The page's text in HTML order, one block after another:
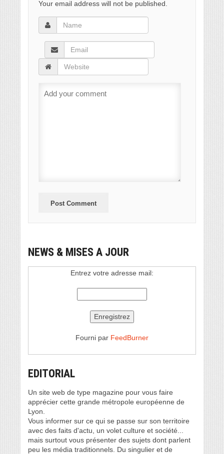
Your email address will not be published.
NEWS & MISES A JOUR
Entrez votre adresse mail:
Fourni par FeedBurner
EDITORIAL
Un site web de type magazine pour vous faire
apprécier cette grande métropole européenne de
Lyon.
Vous informer sur ce qui se passe sur son territoire
avec des faits d'actu, un volet culture et société...
mais surtout vous présenter des sujets dont parlent
peu les média traditionnels. Du singulier et de